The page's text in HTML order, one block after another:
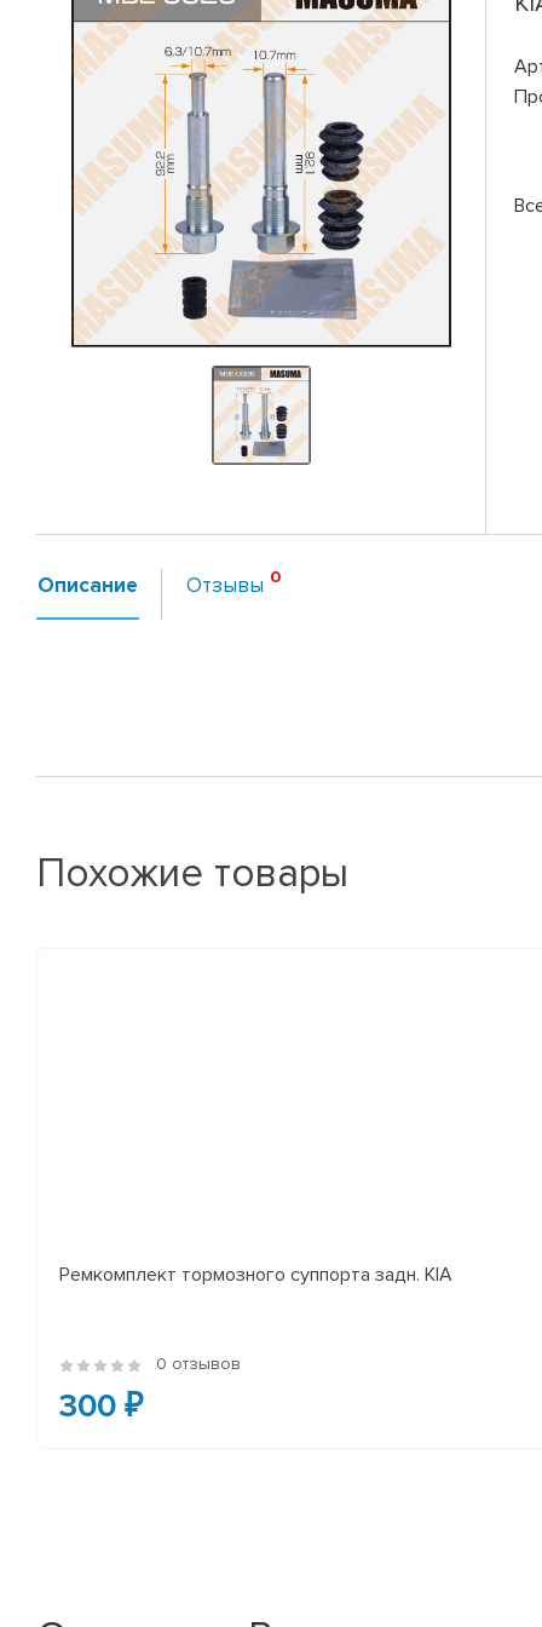
Описание Отзывы
Похожие товары
Ремкомплект тормозного суппорта задн. KIA
0 отзывов
300 ₽